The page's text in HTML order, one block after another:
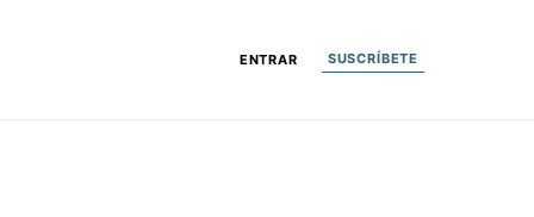
ENTRAR SUSCRÍBETE